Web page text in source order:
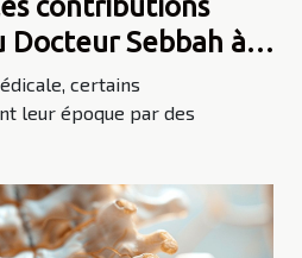
Docteur Sebbah à
certains
leur époque par des